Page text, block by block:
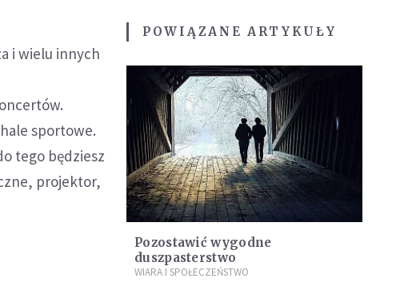
i wielu innych
sportowe.
tego będziesz
projektor,
POWIĄZANE ARTYKUŁY
Pozostawić wygodne
duszpasterstwo
WIARA I SPOŁECZEŃSTWO